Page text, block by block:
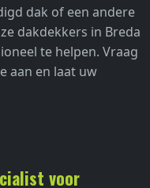
dak of een andere
dakdekkers in Breda
te helpen. Vraag
aan en laat uw
voor